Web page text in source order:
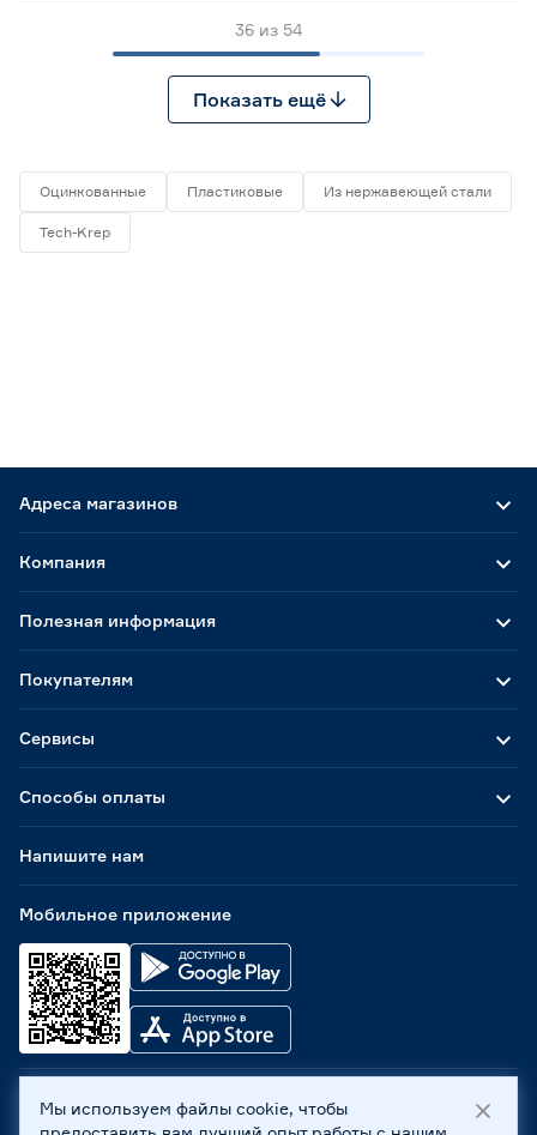
36из 54
Показать ещё
Оцинкованные Пластиковые Из нержавеющей стали
Tech-Krep
Адреса магазинов
Способы оплаты
Мобильное приложение
Компания
Полезная информация
Покупателям
Сервисы
Напишите нам
ООО «Бауцентр Рус» 2004 -2026, 236029, г. Калининград,
Мы используем файлы cookie, чтобы